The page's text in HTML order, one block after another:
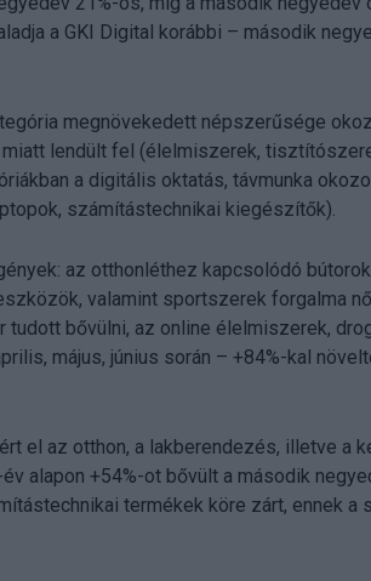
a GKI Digital korábbi – második
megnövekedett népszerűsége
lendült fel (élelmiszerek,
a digitális oktatás, távmunka
számítástechnikai kiegészítők).
az otthonléthez kapcsolódó
valamint sportszerek forgalma
bővülni, az online élelmiszerek,
május, június során – +84%-kal
el az otthon, a lakberendezés, illetve a
alapon +54%-ot bővült a második
termékek köre zárt, ennek a